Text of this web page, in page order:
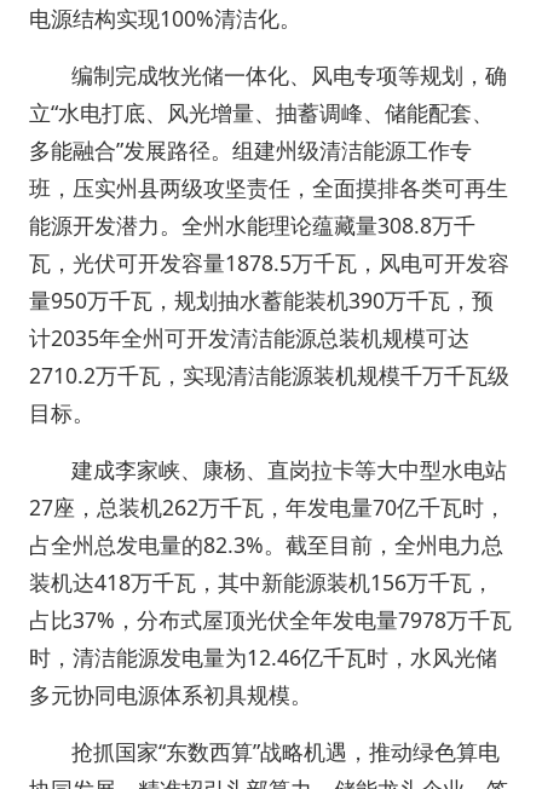
电源结构实现100%清洁化。
编制完成牧光储一体化、风电专项等规划，确
立“水电打底、风光增量、抽蓄调峰、储能配套、
多能融合”发展路径。组建州级清洁能源工作专
班，压实州县两级攻坚责任，全面摸排各类可再生
能源开发潜力。全州水能理论蕴藏量308.8万千
瓦，光伏可开发容量1878.5万千瓦，风电可开发容
量950万千瓦，规划抽水蓄能装机390万千瓦，预
计2035年全州可开发清洁能源总装机规模可达
2710.2万千瓦，实现清洁能源装机规模千万千瓦级
目标。
建成李家峡、康杨、直岗拉卡等大中型水电站
27座，总装机262万千瓦，年发电量70亿千瓦时，
占全州总发电量的82.3%。截至目前，全州电力总
装机达418万千瓦，其中新能源装机156万千瓦，
占比37%，分布式屋顶光伏全年发电量7978万千瓦
时，清洁能源发电量为12.46亿千瓦时，水风光储
多元协同电源体系初具规模。
抢抓国家“东数西算”战略机遇，推动绿色算电